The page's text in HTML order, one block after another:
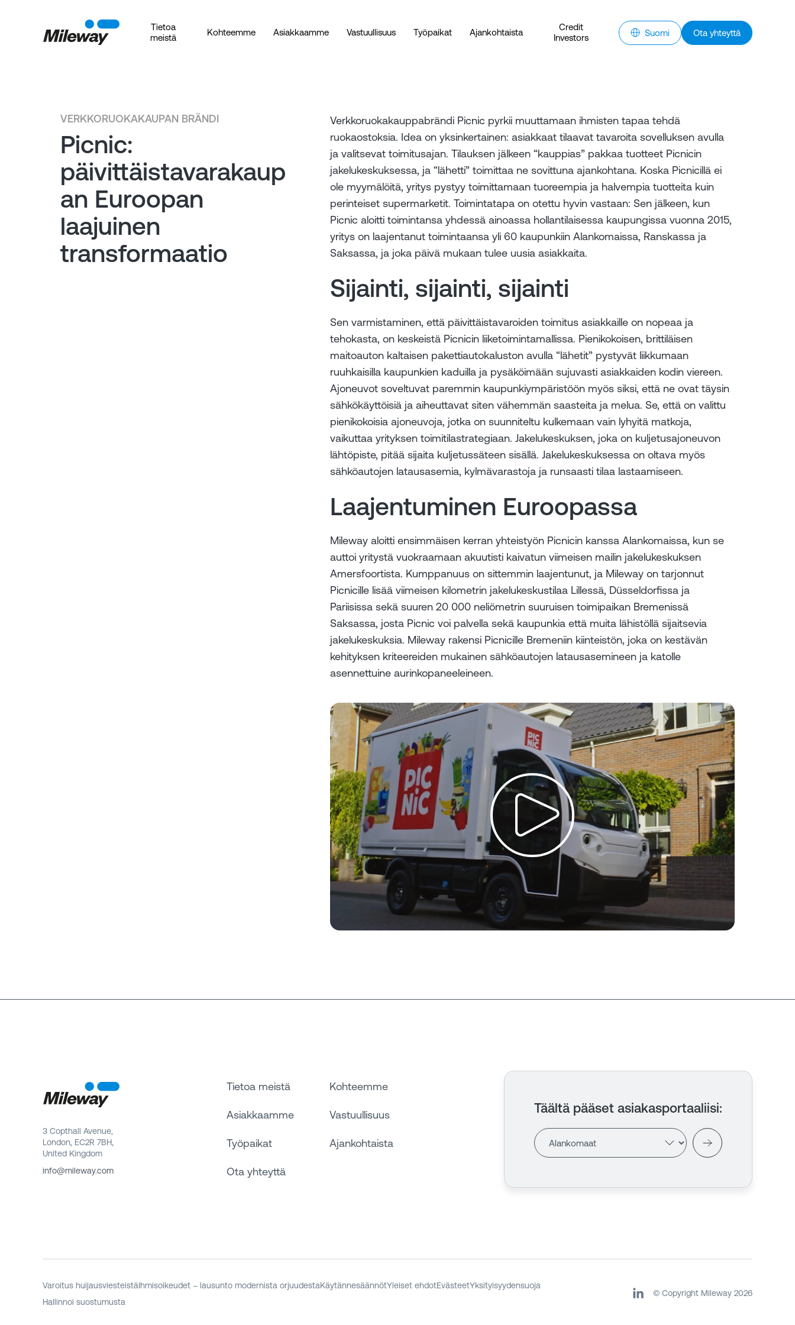
Tietoa
meistä
Kohteemme Asiakkaamme Vastuullisuus Työpaikat Ajankohtaista
Credit
Investors
Suomi Ota yhteyttä
VERKKORUOKAKAUPAN BRÄNDI
Picnic:
päivittäistavarakaup
an Euroopan
laajuinen
transformaatio
Verkkoruokakauppabrändi Picnic pyrkii muuttamaan ihmisten tapaa tehdä
ruokaostoksia. Idea on yksinkertainen: asiakkaat tilaavat tavaroita sovelluksen avulla
ja valitsevat toimitusajan. Tilauksen jälkeen “kauppias” pakkaa tuotteet Picnicin
jakelukeskuksessa, ja “lähetti” toimittaa ne sovittuna ajankohtana. Koska Picnicillä ei
ole myymälöitä, yritys pystyy toimittamaan tuoreempia ja halvempia tuotteita kuin
perinteiset supermarketit. Toimintatapa on otettu hyvin vastaan: Sen jälkeen, kun
Picnic aloitti toimintansa yhdessä ainoassa hollantilaisessa kaupungissa vuonna 2015,
yritys on laajentanut toimintaansa yli 60 kaupunkiin Alankomaissa, Ranskassa ja
Saksassa, ja joka päivä mukaan tulee uusia asiakkaita.
Sijainti, sijainti, sijainti
Sen varmistaminen, että päivittäistavaroiden toimitus asiakkaille on nopeaa ja
tehokasta, on keskeistä Picnicin liiketoimintamallissa. Pienikokoisen, brittiläisen
maitoauton kaltaisen pakettiautokaluston avulla “lähetit” pystyvät liikkumaan
ruuhkaisilla kaupunkien kaduilla ja pysäköimään sujuvasti asiakkaiden kodin viereen.
Ajoneuvot soveltuvat paremmin kaupunkiympäristöön myös siksi, että ne ovat täysin
sähkökäyttöisiä ja aiheuttavat siten vähemmän saasteita ja melua. Se, että on valittu
pienikokoisia ajoneuvoja, jotka on suunniteltu kulkemaan vain lyhyitä matkoja,
vaikuttaa yrityksen toimitilastrategiaan. Jakelukeskuksen, joka on kuljetusajoneuvon
lähtöpiste, pitää sijaita kuljetussäteen sisällä. Jakelukeskuksessa on oltava myös
sähköautojen latausasemia, kylmävarastoja ja runsaasti tilaa lastaamiseen.
Laajentuminen Euroopassa
Mileway aloitti ensimmäisen kerran yhteistyön Picnicin kanssa Alankomaissa, kun se
auttoi yritystä vuokraamaan akuutisti kaivatun viimeisen mailin jakelukeskuksen
Amersfoortista. Kumppanuus on sittemmin laajentunut, ja Mileway on tarjonnut
Picnicille lisää viimeisen kilometrin jakelukeskustilaa Lillessä, Düsseldorfissa ja
Pariisissa sekä suuren 20 000 neliömetrin suuruisen toimipaikan Bremenissä
Saksassa, josta Picnic voi palvella sekä kaupunkia että muita lähistöllä sijaitsevia
jakelukeskuksia. Mileway rakensi Picnicille Bremeniin kiinteistön, joka on kestävän
kehityksen kriteereiden mukainen sähköautojen latausasemineen ja katolle
asennettuine aurinkopaneeleineen.
3 Copthall Avenue,
London, EC2R 7BH,
United Kingdom
info@mileway.com
Tietoa meistä Kohteemme
Asiakkaamme Vastuullisuus
Työpaikat Ajankohtaista
Ota yhteyttä
Täältä pääset asiakasportaaliisi:
Varoitus huijausviesteistäIhmisoikeudet – lausunto modernista orjuudestaKäytännesäännötYleiset ehdotEvästeetYksityisyydensuoja
Hallinnoi suostumusta
© Copyright Mileway 2026